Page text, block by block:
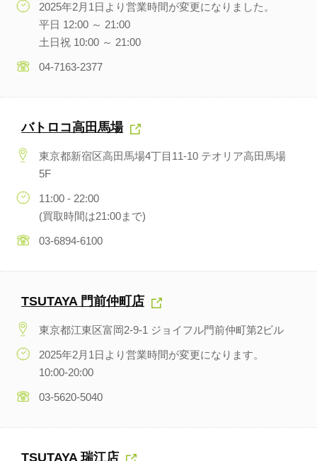
2025年2月1日より営業時間が変更になりました。
平日 12:00 ～ 21:00
土日祝 10:00 ～ 21:00
04-7163-2377
バトロコ高田馬場
東京都新宿区高田馬場4丁目11-10 テオリア高田馬場
5F
11:00 - 22:00
(買取時間は21:00まで)
03-6894-6100
TSUTAYA 門前仲町店
東京都江東区富岡2-9-1 ジョイフル門前仲町第2ビル
2025年2月1日より営業時間が変更になります。
10:00-20:00
03-5620-5040
TSUTAYA 瑞江店